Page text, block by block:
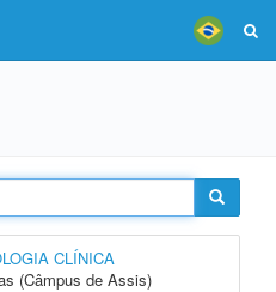
CLÍNICA
(Câmpus de Assis)